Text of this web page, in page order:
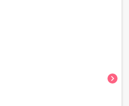
chevron_right